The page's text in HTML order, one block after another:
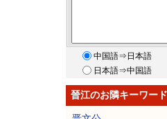
中国語⇒日本語
日本語⇒中国語
晉江のお隣キーワード